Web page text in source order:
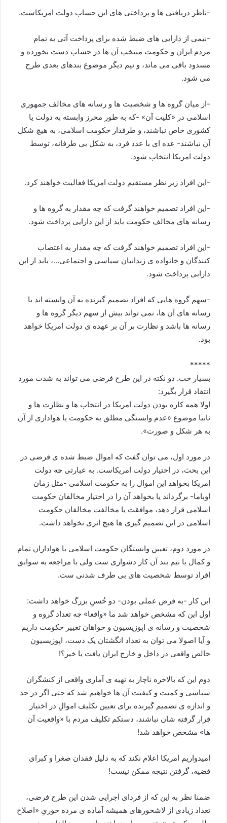
-ناظر دریافتی ها و پرداختی های این حساب دولت امریکاست.
-نیمی از دارایی های ضبط شده برای پرداخت آتی به تمام
مردم ایران و حکومت منتخب آن ها در حساب دست نخورده و
مسدود باقی می ماند، و نیم دیگر موضوع بندهای بعدی طرح
می شود.
-از میان گروه ها و شخصیت ها و رسانه های مخالف جمهوری
اسلامی در «کلیت آن» -که به طور محرز وابسته به دولت یا
کشوری خاص نباشند، و طرفدار حکومت اسلامی، به هیچ شکل
آن نباشند- عده ای با عدد فرد، به شکل بی طرفانه، توسط
دولت امریکا انتخاب شود.
-این افراد زیر نظر مستقیم دولت امریکا فعالیت خواهند کرد.
-این افراد تصمیم خواهند گرفت که چه مقدار به گروه ها و
رسانه های مخالف حکومت باید از این دارایی پرداخت شود.
-این افراد تصمیم خواهند گرفت که چه مقدار به اعتصاب
کنندگان و خانواده ی زندانیان سیاسی و اجتماعی…، باید از این
دارایی پرداخت شود.
-سهم گروه هایی که افراد تصمیم گیرنده به آن وابسته اند یا
رسانه های آن ها، نمی تواند بیش از سهم دیگر گروه ها و
رسانه ها باشد و نظارت بر آن بر عهده ی دولت امریکا خواهد
بود.
*****
بسیار خب. دو نکته در این طرح فرضی می تواند به شدت مورد
انتقاد قرار بگیرد:
اولا همه کاره بودن دولت امریکا در انتخاب ها و نظارت ها و
ثانیا موضوع «عدم وابستگی مطلق به حکومت یا هواداری از آن
به هر شکل و صورت».
در مورد اول، می توان گفت که اموال ضبط شده ی فرضی در
این بحث، در اختیار دولت امریکاست. به عبارتی چه دولت
امریکا بخواهد این اموال را به حکومت اسلامی -مثل زمان
اوباما- برگرداند یا بخواهد آن را در اختیار مخالفان حکومت
اسلامی قرار دهد، موافقت یا مخالفت مخالفان حکومت
اسلامی در این تصمیم گیری ها هیچ اثری نخواهد داشت.
در مورد دوم، تعیین وابستگان حکومت اسلامی یا هواداران تمام
و کمال یا نیم بند آن کار دشواری ست ولی با مراجعه به سوابق
افراد توسط شخصیت های بی طرف شدنی ست.
این کار -به فرض عملی بودن- دو حُسنِ بزرگ خواهد داشت:
اول این که مشخص خواهد شد ما «واقعا» چه تعداد گروه و
شخصیت و رسانه ی اپوزیسیون و خواهان تغییر حکومت داریم
و آیا اصولا می توان به تعداد انگشتان یک دست، اپوزیسیون
خالص واقعی در داخل و خارج ایران یافت یا خیر؟!
دوم این که بالاخره ناچار به تهیه ی آماری واقعی از کنشگران
سیاسی و کمیت و کیفیت آن ها خواهیم شد که حتی اگر در حد
و اندازه ی تصمیم گیرنده برای تعیین تکلیف اموالِ در اختیار
قرار گرفته شان نباشند، دستکم تکلیف مردم با «واقعیت آن
ها» مشخص خواهد شد!
امیدواریم امریکا اعلام نکند که به دلیل فقدان صغرا و کبرای
قضیه، گرفتن نتیجه ممکن نیست!
ضمنا نظر به این که از فردای اجرایی شدن این طرح فرضی،
تعداد زیادی از لاشخورهای همیشه آماده ی مرده خوریِ «اصلاح